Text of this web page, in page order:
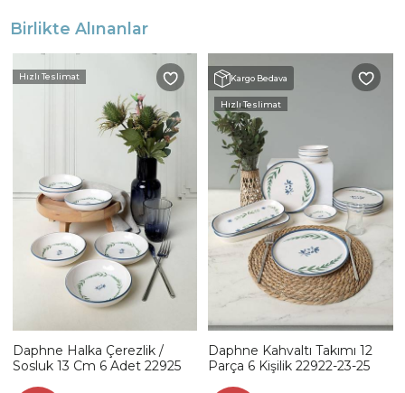
Birlikte Alınanlar
Hızlı Teslimat
Daphne Halka Çerezlik /
Sosluk 13 Cm 6 Adet 22925
Kargo Bedava
Hızlı Teslimat
Daphne Kahvaltı Takımı 12
Parça 6 Kişilik 22922-23-25